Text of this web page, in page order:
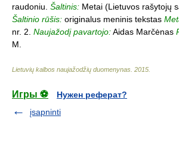
raudoniu. Šaltinis: Metai (Lietuvos rašytojų
Šaltinio rūšis: originalus meninis tekstas
nr. 2. Naujažodį pavartojo:Aidas Marčėnas
M.
Lietuvių kalbos naujažodžių duomenynas 2015
Игры ⚽
Нужен реферат?
įsapninti